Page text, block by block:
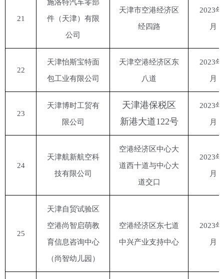
21
施洛特汽车零部
件（天津）有限
公司
天津市空港经济区
经四路
2023
月
22
天津怡斯宝特面
包工业有限公司
天津空港经济区东
八道
2023
月
23
天津博时工贸有
限公司
天津港保税区
新港大道122号
2023
月
24
天津航新航空科
技有限公司
空港经济区中心大
道西十道与中心大
道交口
2023
月
25
天津自贸试验区
空港尚智启萌教
育信息咨询中心
（尚智幼儿园）
空港经济区东七道
中兴产业支持中心
2023
月